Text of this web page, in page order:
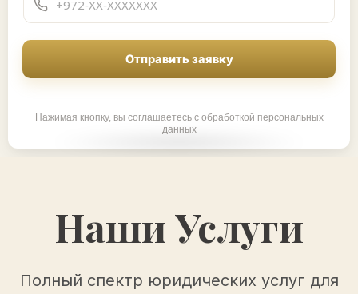
Отправить заявку
Нажимая кнопку, вы соглашаетесь с обработкой персональных
данных
Наши Услуги
Полный спектр юридических услуг для